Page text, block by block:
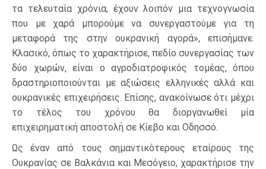
τα τελευταία χρόνια, έχουν λοιπόν μια τεχνογνωσία
που με χαρά μπορούμε να συνεργαστούμε για τη
μεταφορά της στην ουκρανική αγορά», επισήμανε.
Κλασικό, όπως το χαρακτήρισε, πεδίο συνεργασίας των
δύο χωρών, είναι ο αγροδιατροφικός τομέας, όπου
δραστηριοποιούνται με αξιώσεις ελληνικές αλλά και
ουκρανικές επιχειρήσεις. Επίσης, ανακοίνωσε ότι μέχρι
το τέλος του χρόνου θα διοργανωθεί μία
επιχειρηματική αποστολή σε Κίεβο και Οδησσό.
Ως έναν από τους σημαντικότερους εταίρους της
Ουκρανίας σε Βαλκάνια και Μεσόγειο, χαρακτήρισε την